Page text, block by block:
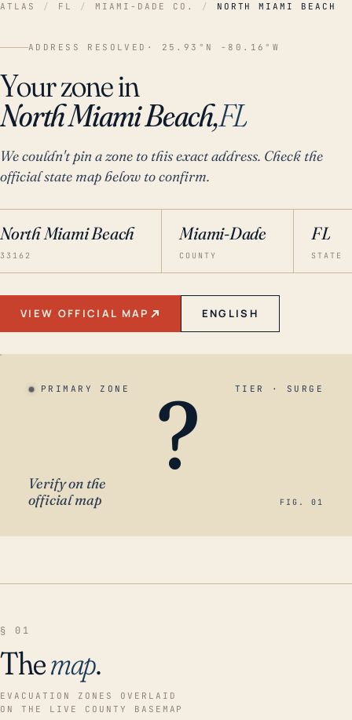
ATLAS / FL / MIAMI-DADE CO. / NORTH MIAMI BEACH
ADDRESS RESOLVED · 25.93°N -80.16°W
Your zone in
North Miami Beach,FL
We couldn't pin a zone to this exact address. Check the
official state map below to confirm.
North Miami Beach
33162
Miami-Dade
COUNTY
FL
STATE
VIEW OFFICIAL MAP ENGLISH
PRIMARY ZONE TIER · SURGE
?
Verify on the
official map
FIG. 01
§ 01
Themap.
EVACUATION ZONES OVERLAID
ON THE LIVE COUNTY BASEMAP